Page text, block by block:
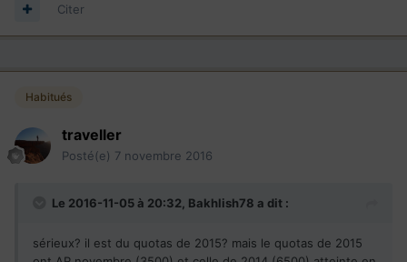
Citer
Habitués
traveller
Posté(e) 7 novembre 2016
Le 2016-11-05 à 20:32, Bakhlish78 a dit :
sérieux? il est du quotas de 2015? mais le quotas de 2015